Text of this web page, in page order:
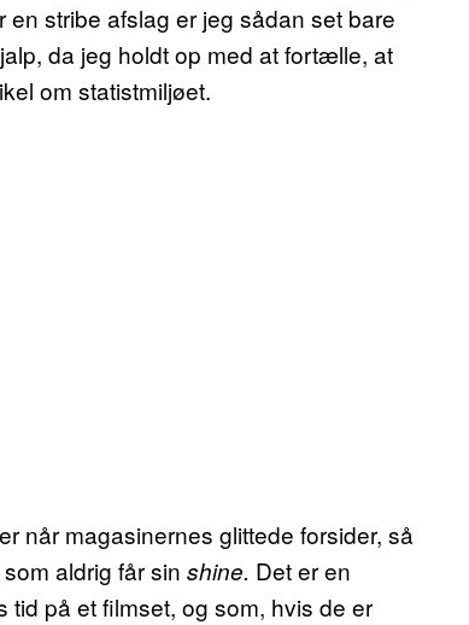
stribe afslag er jeg sådan set bare
da jeg holdt op med at fortælle, at
om statistmiljøet.
når magasinernes glittede forsider, så
aldrig får sin shine. Det er en
på et filmset, og som, hvis de er